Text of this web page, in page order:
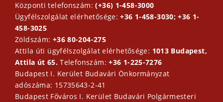
Központi telefonszám:(+36) 1-458-3000
Ügyfélszolgálat elérhetősége:+36 1-458-3030; +36 1-
458-3025
Zöldszám: +36 80-204-275
Attila úti ügyfélszolgálat elérhetősége: 1013 Budapest,
Attila út 65.Telefonszám:+36 1-225-7276
Budapest I. Kerület Budavári Önkormányzat
adószáma: 15735643-2-41
Budapest Főváros I. Kerület Budavári Polgármesteri